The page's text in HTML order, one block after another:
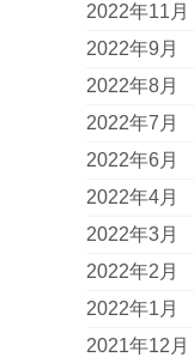
2022年11月
2022年9月
2022年8月
2022年7月
2022年6月
2022年4月
2022年3月
2022年2月
2022年1月
2021年12月